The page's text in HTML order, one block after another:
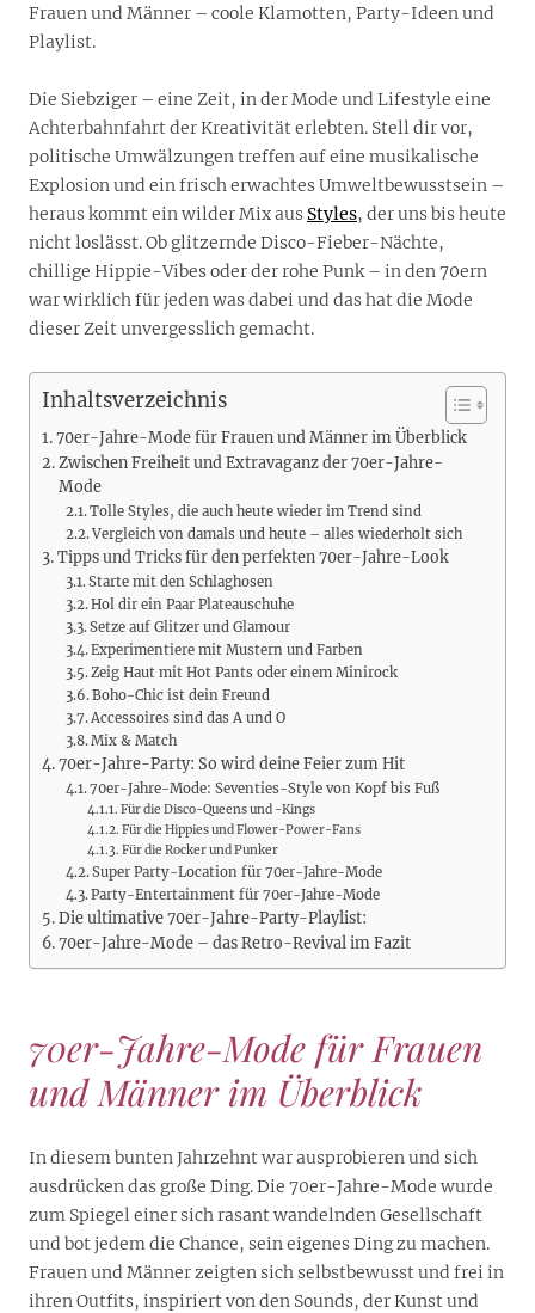
Frauen und Männer – coole Klamotten, Party-Ideen und
Playlist.
Die Siebziger – eine Zeit, in der Mode und Lifestyle eine
Achterbahnfahrt der Kreativität erlebten. Stell dir vor,
politische Umwälzungen treffen auf eine musikalische
Explosion und ein frisch erwachtes Umweltbewusstsein –
heraus kommt ein wilder Mix aus Styles, der uns bis heute
nicht loslässt. Ob glitzernde Disco-Fieber-Nächte,
chillige Hippie-Vibes oder der rohe Punk – in den 70ern
war wirklich für jeden was dabei und das hat die Mode
dieser Zeit unvergesslich gemacht.
Inhaltsverzeichnis
70er-Jahre-Mode für Frauen und Männer im Überblick
Zwischen Freiheit und Extravaganz der 70er-Jahre-
Mode
Tolle Styles, die auch heute wieder im Trend sind
Vergleich von damals und heute – alles wiederholt sich
Tipps und Tricks für den perfekten 70er-Jahre-Look
Starte mit den Schlaghosen
Hol dir ein Paar Plateauschuhe
Setze auf Glitzer und Glamour
Experimentiere mit Mustern und Farben
Zeig Haut mit Hot Pants oder einem Minirock
Boho-Chic ist dein Freund
Accessoires sind das A und O
Mix & Match
70er-Jahre-Party: So wird deine Feier zum Hit
70er-Jahre-Mode: Seventies-Style von Kopf bis Fuß
Für die Disco-Queens und -Kings
Für die Hippies und Flower-Power-Fans
Für die Rocker und Punker
Super Party-Location für 70er-Jahre-Mode
Party-Entertainment für 70er-Jahre-Mode
Die ultimative 70er-Jahre-Party-Playlist:
70er-Jahre-Mode – das Retro-Revival im Fazit
70er-Jahre-Mode für Frauen
und Männer im Überblick
In diesem bunten Jahrzehnt war ausprobieren und sich
ausdrücken das große Ding. Die 70er-Jahre-Mode wurde
zum Spiegel einer sich rasant wandelnden Gesellschaft
und bot jedem die Chance, sein eigenes Ding zu machen.
Frauen und Männer zeigten sich selbstbewusst und frei in
ihren Outfits, inspiriert von den Sounds, der Kunst und